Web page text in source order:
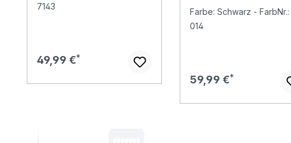
7143
Regulärer Preis:
49,99 €
Farbe: Schwarz - FarbNr.:
014
Regulärer Preis:
59,99 €